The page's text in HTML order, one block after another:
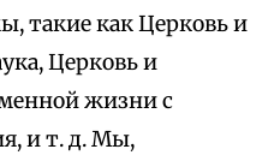
такие как Церковь и
Церковь и
жизни с
и т. д. Мы,